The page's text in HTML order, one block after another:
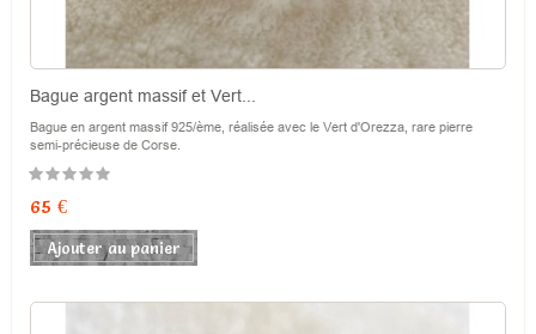
Bague argent massif et Vert...
Bague en argent massif 925/ème, réalisée avec le Vert d'Orezza, rare pierre
semi-précieuse de Corse.
Prix
65 €
Ajouter au panier